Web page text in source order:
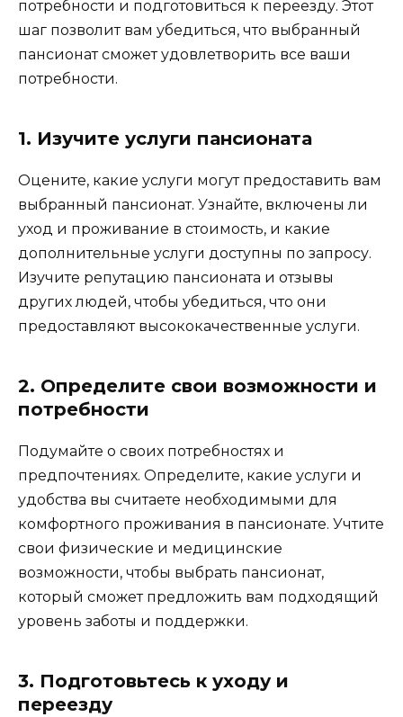
потребности и подготовиться к переезду. Этот
шаг позволит вам убедиться, что выбранный
пансионат сможет удовлетворить все ваши
потребности.
1. Изучите услуги пансионата
Оцените, какие услуги могут предоставить вам
выбранный пансионат. Узнайте, включены ли
уход и проживание в стоимость, и какие
дополнительные услуги доступны по запросу.
Изучите репутацию пансионата и отзывы
других людей, чтобы убедиться, что они
предоставляют высококачественные услуги.
2. Определите свои возможности и
потребности
Подумайте о своих потребностях и
предпочтениях. Определите, какие услуги и
удобства вы считаете необходимыми для
комфортного проживания в пансионате. Учтите
свои физические и медицинские
возможности, чтобы выбрать пансионат,
который сможет предложить вам подходящий
уровень заботы и поддержки.
3. Подготовьтесь к уходу и
переезду